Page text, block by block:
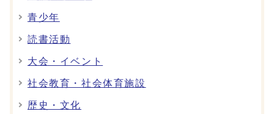
青少年
読書活動
大会・イベント
社会教育・社会体育施設
歴史・文化